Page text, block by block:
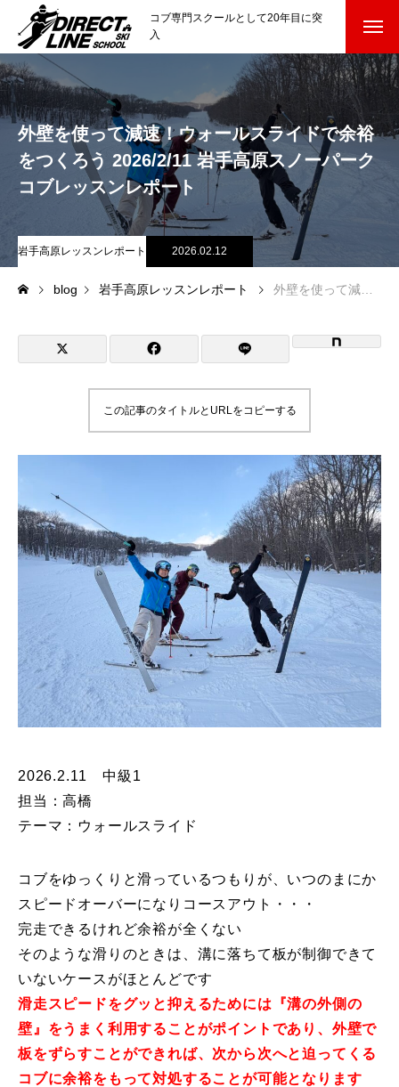
コブ専門スクールとして20年目に突
入
スクールについて知る Directline Ski School
コンセプトと開催スキー場
参加までの流れ
参加費のお支払い
各会場の集合場所
スキー場から選ぶ Ski Area
鷲ヶ岳＆高鷲スノーパーク
岩手高原
白馬五竜FA
レッスンテーマから選ぶ Lesson Theme
初級1
初級2
中級2
特別講座
PV
講師から選ぶ
インストラクター募集
インストラクター一覧
コブレッスン参加のお客様の声 Review
外壁を使って減速！ウォールスライドで余裕
をつくろう 2026/2/11 岩手高原スノーパーク
コブレッスンレポート
岩手高原レッスンレポート 2026.02.12
blog 岩手高原レッスンレポート 外壁を使って減速！ウォールスライドで余裕をつくろう 2026/2/11 岩手高原スノーパーク コブレッスンレポート
この記事のタイトルとURLをコピーする
2026.2.11 中級1
担当：高橋
テーマ：ウォールスライド
コブをゆっくりと滑っているつもりが、いつのまにか
スピードオーバーになりコースアウト・・・
完走できるけれど余裕が全くない
そのような滑りのときは、溝に落ちて板が制御できて
いないケースがほとんどです
滑走スピードをグッと抑えるためには『溝の外側の
壁』をうまく利用することがポイントであり、外壁で
板をずらすことができれば、次から次へと迫ってくる
コブに余裕をもって対処することが可能となります